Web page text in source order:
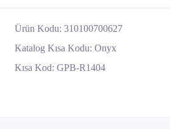
Ürün Kodu: 310100700627
Katalog Kısa Kodu: Onyx
Kısa Kod: GPB-R1404